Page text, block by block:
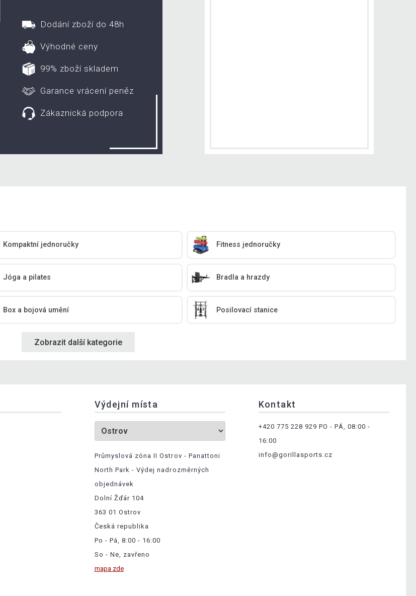
Dodání zboží do 48h
Výhodné ceny
99% zboží skladem
Garance vrácení peněz
Zákaznická podpora
Kompaktní jednoručky Fitness jednoručky
Jóga a pilates Bradla a hrazdy
Box a bojová umění Posilovací stanice
Zobrazit další kategorie
Výdejní místa
Průmyslová zóna II Ostrov - Panattoni
North Park - Výdej nadrozměrných
objednávek
Dolní Žďár 104
363 01 Ostrov
Česká republika
Po - Pá, 8:00 - 16:00
So - Ne, zavřeno
mapa zde
Kontakt
+420 775 228 929 PO - PÁ, 08:00 -
16:00
info@gorillasports.cz